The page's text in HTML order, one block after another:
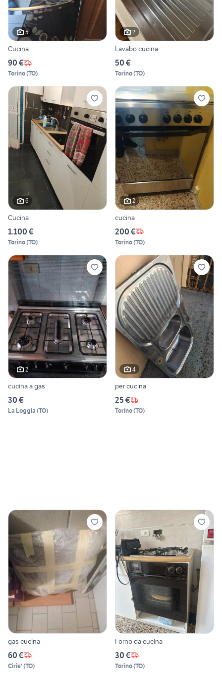
5
Cucina
90 €
Torino(TO)
2
Lavabo cucina
50 €
Torino(TO)
6
Cucina
1.100 €
Torino(TO)
2
cucina
200 €
Torino(TO)
2
cucina a gas
30 €
La Loggia (TO)
4
per cucina
25 €
Torino(TO)
gas cucina
60 €
Cirie' (TO)
Forno da cucina
30 €
Torino(TO)